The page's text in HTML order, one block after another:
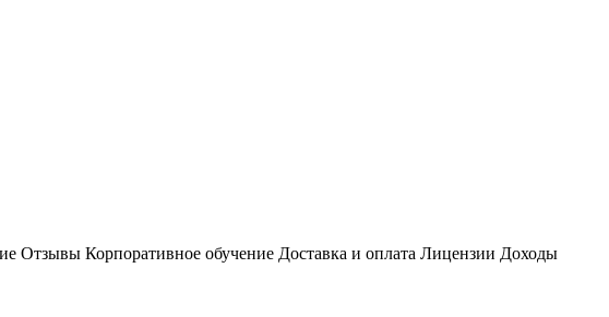
Отзывы Корпоративное обучение Доставка и оплата Лицензии Доходы